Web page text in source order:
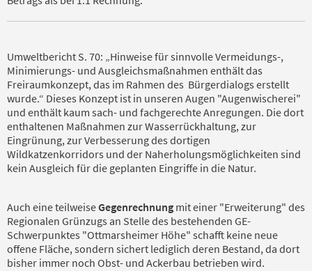
Umweltbericht S. 70: „Hinweise für sinnvolle Vermeidungs-,
Minimierungs- und Ausgleichsmaßnahmen enthält das
Freiraumkonzept, das im Rahmen des Bürgerdialogs erstellt
wurde.“ Dieses Konzept ist in unseren Augen "Augenwischerei"
und enthält kaum sach- und fachgerechte Anregungen. Die dort
enthaltenen Maßnahmen zur Wasserrückhaltung, zur
Eingrünung, zur Verbesserung des dortigen
Wildkatzenkorridors und der Naherholungsmöglichkeiten sind
kein Ausgleich für die geplanten Eingriffe in die Natur.
Auch eine teilweiseGegenrechnung mit einer "Erweiterung" des
Regionalen Grünzugs an Stelle des bestehenden GE-
Schwerpunktes "Ottmarsheimer Höhe" schafft keine neue
offene Fläche, sondern sichert lediglich deren Bestand, da dort
bisher immer noch Obst- und Ackerbau betrieben wird.